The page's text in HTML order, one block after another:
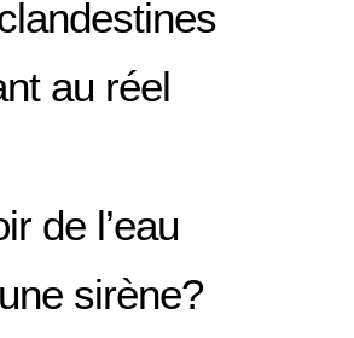
au réel
de l’eau
sirène?